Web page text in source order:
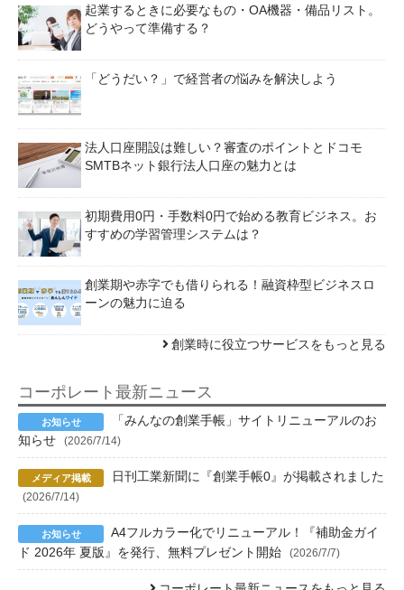
起業するときに必要なもの・OA機器・備品リスト。
どうやって準備する？
「どうだい？」で経営者の悩みを解決しよう
法人口座開設は難しい？審査のポイントとドコモ
SMTBネット銀行法人口座の魅力とは
初期費用0円・手数料0円で始める教育ビジネス。お
すすめの学習管理システムは？
創業期や赤字でも借りられる！融資枠型ビジネスロ
ーンの魅力に迫る
創業時に役立つサービスをもっと見る
コーポレート最新ニュース
「みんなの創業手帳」サイトリニューアルのお
知らせ
(2026/7/14)
日刊工業新聞に『創業手帳0』が掲載されました
(2026/7/14)
A4フルカラー化でリニューアル！『補助金ガイ
ド 2026年 夏版』を発行、無料プレゼント開始
(2026/7/7)